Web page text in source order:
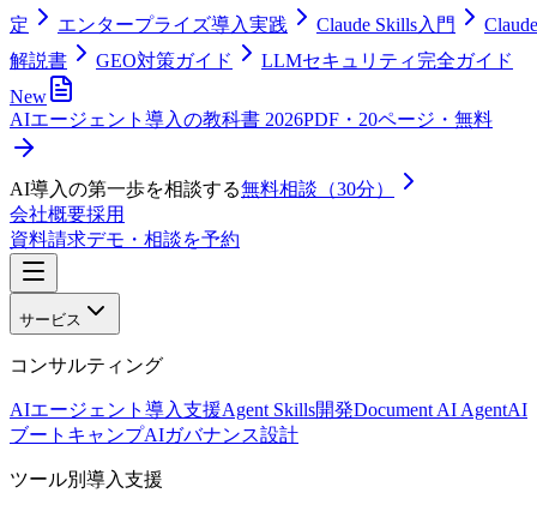
定
エンタープライズ導入実践 Claude Skills入門
解説書
GEO対策ガイド
LLMセキュリティ完全ガイド
New
AIエージェント導入の教科書 2026PDF・20ページ・無料
AI導入の第一歩を相談する無料相談（30分）
会社概要採用
資料請求デモ・相談を予約
サービス
コンサルティング
AIエージェント導入支援Agent Skills開発Document AI AgentAI
ブートキャンプAIガバナンス設計
ツール別導入支援